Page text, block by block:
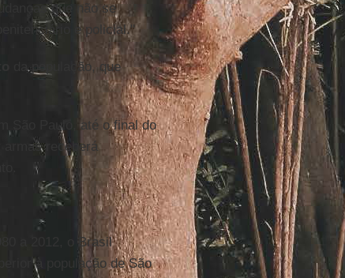
que não se
e policial."
da população, que
São Paulo, até o final do
armas receberá
a 2012, o Brasil
à população de São